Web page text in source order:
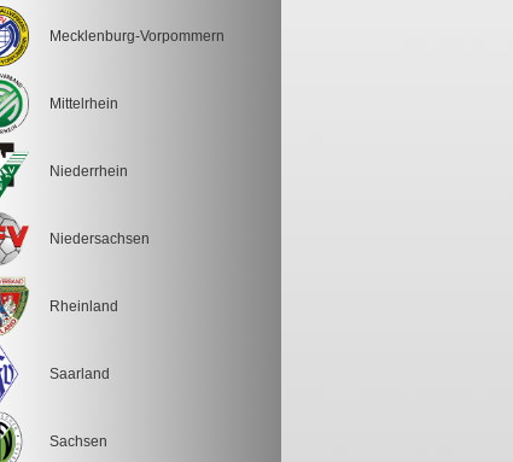
Mecklenburg-Vorpommern
Mittelrhein
Niederrhein
Niedersachsen
Rheinland
Saarland
Sachsen